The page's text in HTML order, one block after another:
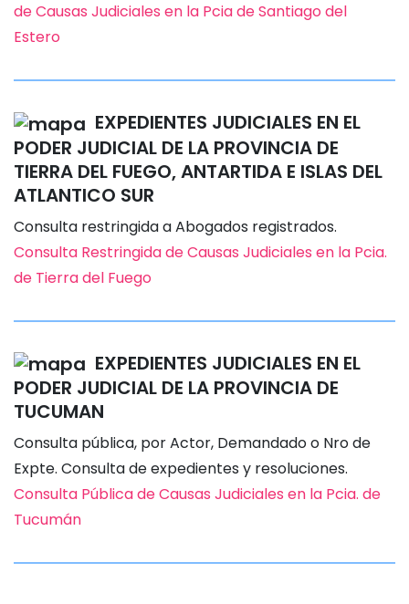
de Causas Judiciales en la Pcia de Santiago del
Estero
EXPEDIENTES JUDICIALES EN EL
PODER JUDICIAL DE LA PROVINCIA DE
TIERRA DEL FUEGO, ANTARTIDA E ISLAS DEL
ATLANTICO SUR
Consulta restringida a Abogados registrados.
Consulta Restringida de Causas Judiciales en la Pcia.
de Tierra del Fuego
EXPEDIENTES JUDICIALES EN EL
PODER JUDICIAL DE LA PROVINCIA DE
TUCUMAN
Consulta pública, por Actor, Demandado o Nro de
Expte. Consulta de expedientes y resoluciones.
Consulta Pública de Causas Judiciales en la Pcia. de
Tucumán